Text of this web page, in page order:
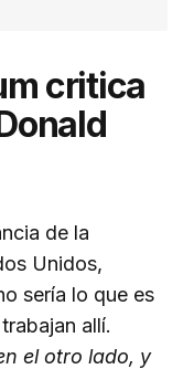
critica
de la
Unidos,
sería lo que es
allí.
el otro lado, y